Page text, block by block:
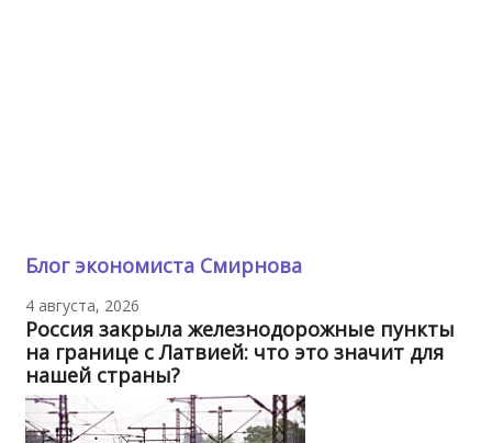
Блог экономиста Смирнова
4 августа, 2026
Россия закрыла железнодорожные пункты
на границе с Латвией: что это значит для
нашей страны?